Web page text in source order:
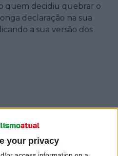
your privacy
quem decidiu quebrar o
declaração na sua
a sua versão dos